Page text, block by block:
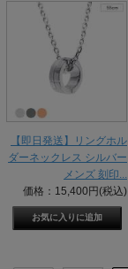
【即日発送】リングホル
ダーネックレス シルバー
メンズ 刻印...
価格：15,400円(税込)